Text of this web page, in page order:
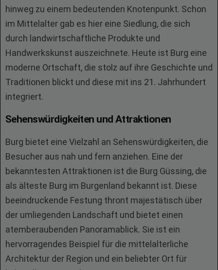
hinweg zu einem bedeutenden Knotenpunkt. Schon
im Mittelalter gab es hier eine Siedlung, die sich
durch landwirtschaftliche Produkte und
Handwerkskunst auszeichnete. Heute ist Burg eine
moderne Ortschaft, die stolz auf ihre Geschichte und
Traditionen blickt und diese mit ins 21. Jahrhundert
integriert.
Sehenswürdigkeiten und Attraktionen
Burg bietet eine Vielzahl an Sehenswürdigkeiten, die
Besucher aus nah und fern anziehen. Eine der
bekanntesten Attraktionen ist die Burg Güssing, die
als älteste Burg im Burgenland bekannt ist. Diese
beeindruckende Festung thront majestätisch über
der umliegenden Landschaft und bietet einen
atemberaubenden Panoramablick. Sie ist ein
hervorragendes Beispiel für die mittelalterliche
Architektur der Region und ein beliebter Ort für